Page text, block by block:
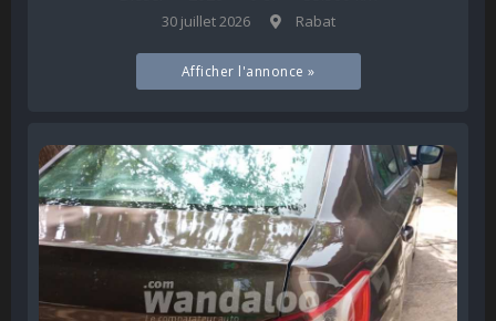
30 juillet 2026 Rabat
Afficher l'annonce »